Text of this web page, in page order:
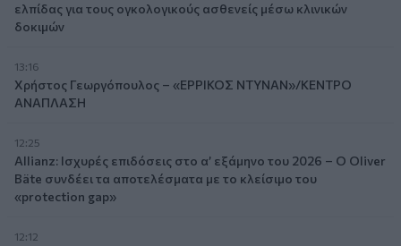
ελπίδας για τους ογκολογικούς ασθενείς μέσω κλινικών
δοκιμών
13:16
Χρήστος Γεωργόπουλος – «ΕΡΡΙΚΟΣ ΝΤΥΝΑΝ»/ΚΕΝΤΡΟ
ΑΝΑΠΛΑΣΗ
12:25
Allianz: Ισχυρές επιδόσεις στο α’ εξάμηνο του 2026 – Ο Oliver
Bäte συνδέει τα αποτελέσματα με το κλείσιμο του
«protection gap»
12:12